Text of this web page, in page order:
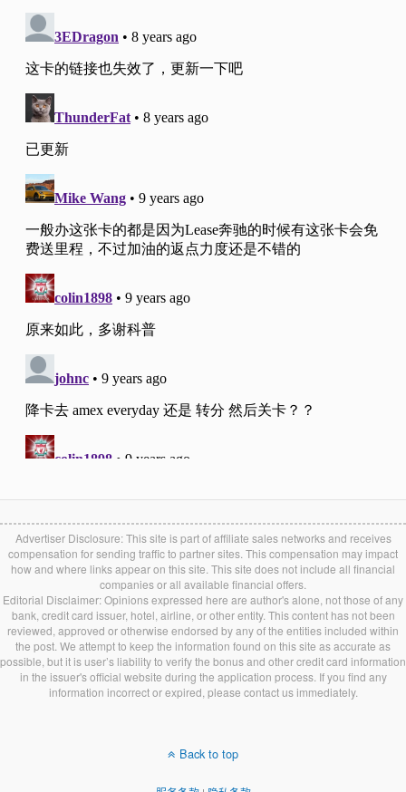
Advertiser Disclosure: This site is part of affiliate sales networks and receives
compensation for sending traffic to partner sites. This compensation may impact
how and where links appear on this site. This site does not include all financial
companies or all available financial offers.
Editorial Disclaimer: Opinions expressed here are author's alone, not those of any
bank, credit card issuer, hotel, airline, or other entity. This content has not been
reviewed, approved or otherwise endorsed by any of the entities included within
the post. We attempt to keep the information found on this site as accurate as
possible, but it is user’s liability to verify the bonus and other credit card information
in the issuer's official website during the application process. If you find any
information incorrect or expired, please contact us immediately.
Back to top